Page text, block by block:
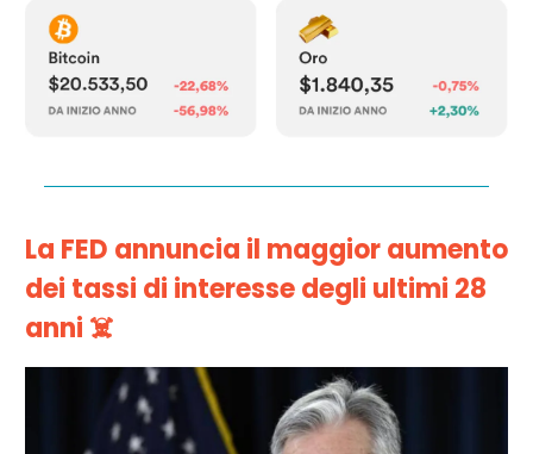
La FED annuncia il maggior aumento
dei tassi di interesse degli ultimi 28
anni ☠️